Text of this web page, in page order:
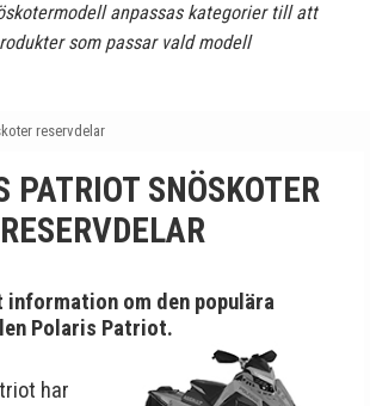
anpassas kategorier till att
som passar vald modell
reservdelar
PATRIOT SNÖSKOTER
RESERVDELAR
information om den populära
Polaris Patriot.
har